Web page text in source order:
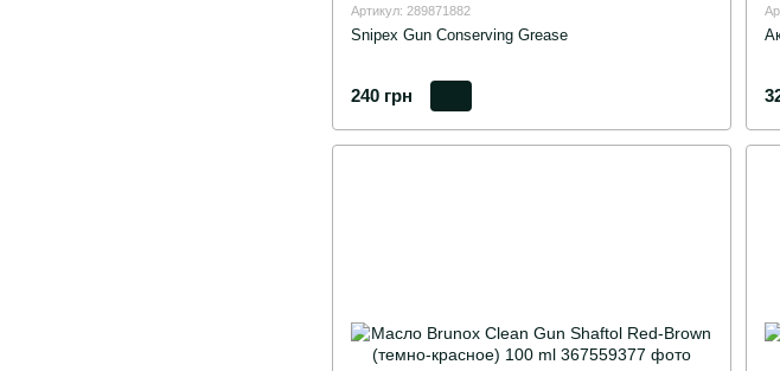
Артикул: 289871882
Snipex Gun Conserving Grease
240 грн